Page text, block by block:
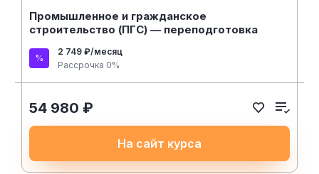
Промышленное и гражданское
строительство (ПГС) — переподготовка
2 749 ₽/месяц
Рассрочка 0%
54 980 ₽
На сайт курса